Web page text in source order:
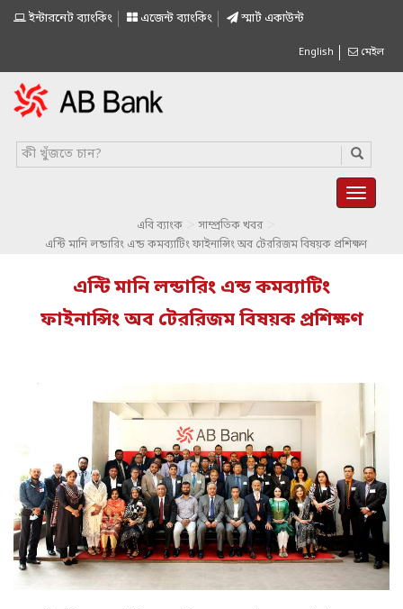
ইন্টারনেট ব্যাংকিং এজেন্ট ব্যাংকিং স্মাৰ্ট একাউন্ট
English মেইল
এবি ব্যাংক সাম্প্রতিক খবর
এন্টি মানি লন্ডারিং এন্ড কমব্যাটিং ফাইনান্সিং অব টেররিজম বিষয়ক প্রশিক্ষণ
এন্টি মানি লন্ডারিং এন্ড কমব্যাটিং
ফাইনান্সিং অব টেররিজম বিষয়ক প্রশিক্ষণ